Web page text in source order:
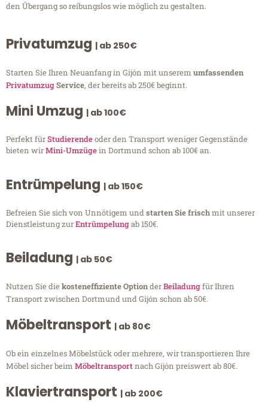
den Übergang so reibungslos wie möglich zu gestalten.
Privatumzug | ab 250€
Starten Sie Ihren Neuanfang in Gijón mit unserem umfassenden
PrivatumzugService, der bereits ab 250€ beginnt.
Mini Umzug | ab 100€
Perfekt fürStudierendeoder den Transport weniger Gegenstände
bieten wirMini-Umzügein Dortmund schon ab 100€ an.
Entrümpelung | ab 150€
Befreien Sie sich von Unnötigem undstarten Sie frischmit unserer
Dienstleistung zurEntrümpelungab 150€.
Beiladung | ab 50€
Nutzen Sie diekosteneffiziente OptionderBeiladungfür Ihren
Transport zwischen Dortmund und Gijón schon ab 50€.
Möbeltransport | ab 80€
Ob ein einzelnes Möbelstück oder mehrere, wir transportieren Ihre
Möbel sicher beim Möbeltransportnach Gijón preiswert ab 80€.
Klaviertransport | ab 200€